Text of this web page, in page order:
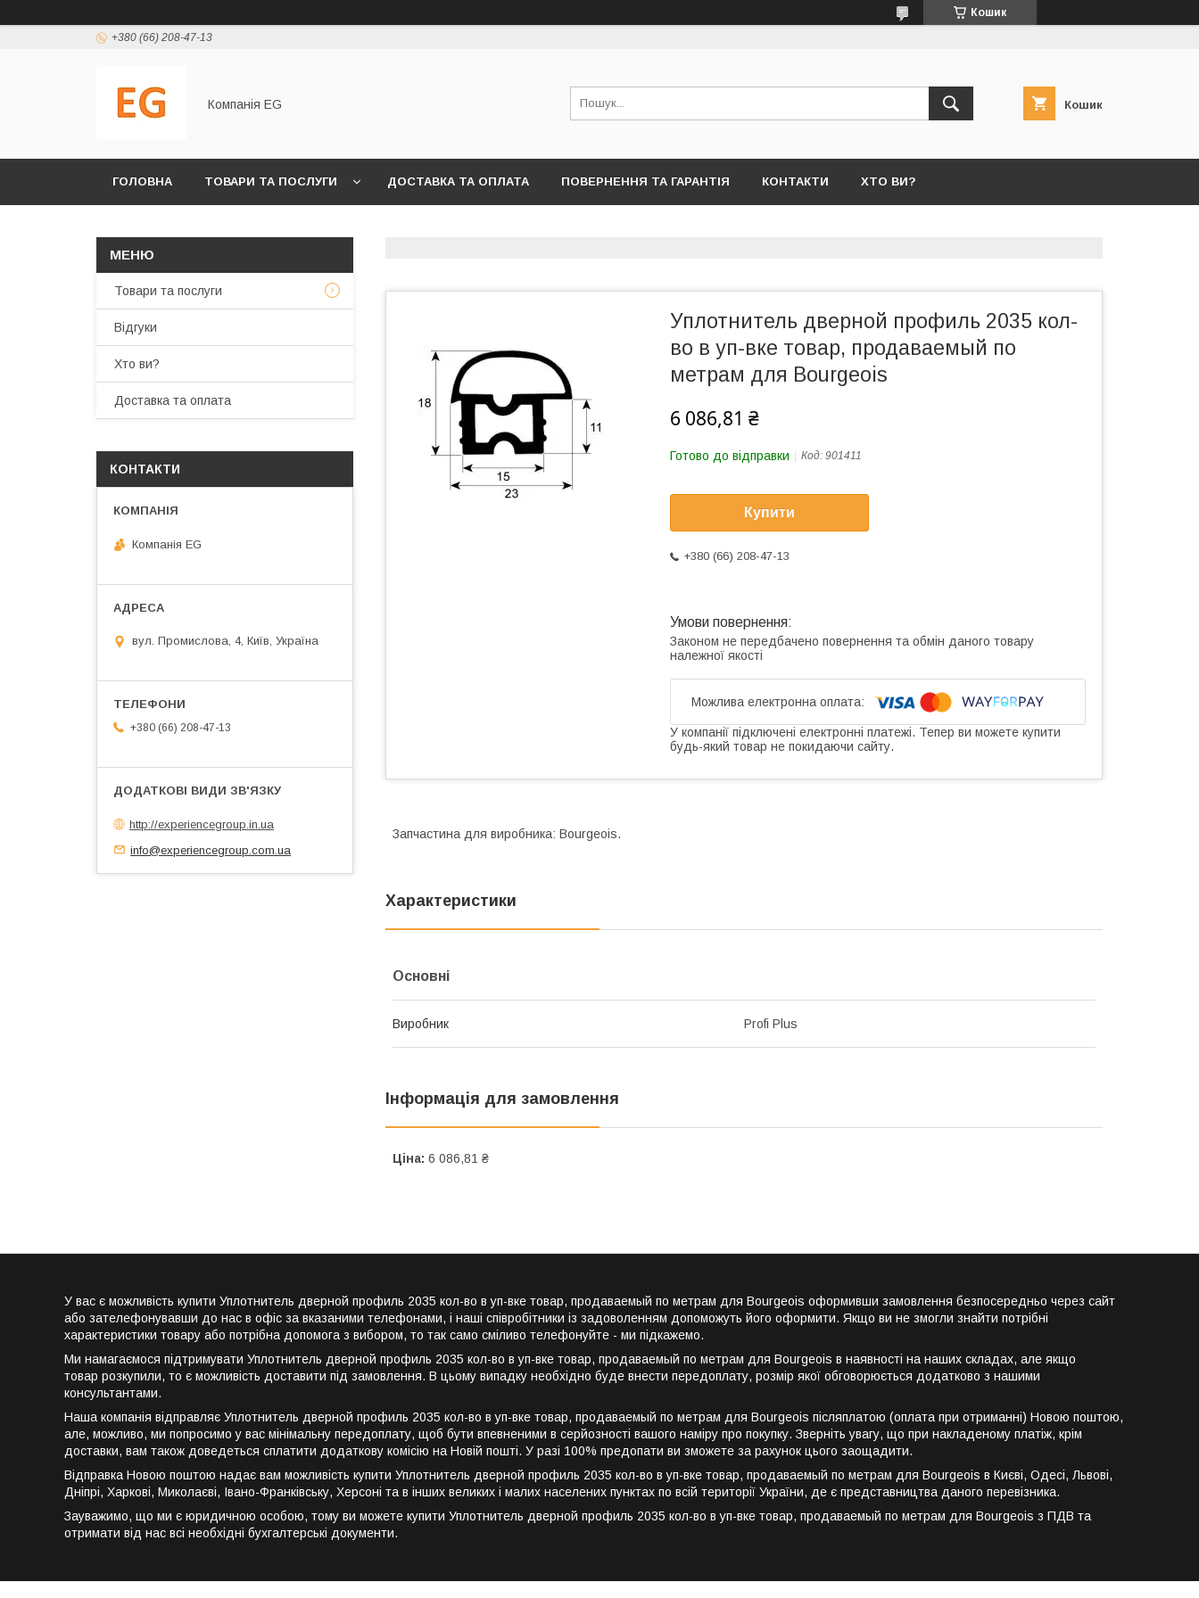
Кошик
+380 (66) 208-47-13
Компанія EG Кошик
ГОЛОВНА ТОВАРИ ТА ПОСЛУГИ ДОСТАВКА ТА ОПЛАТА ПОВЕРНЕННЯ ТА ГАРАНТІЯ КОНТАКТИ ХТО ВИ?
Уплотнитель дверной профиль 2035 кол-
во в уп-вке товар, продаваемый по
метрам для Bourgeois
6 086,81 ₴
Готово до відправки Код: 901411
Купити
+380 (66) 208-47-13
Законом не передбачено повернення та обмін даного товару
належної якості
У компанії підключені електронні платежі. Тепер ви можете купити
будь-який товар не покидаючи сайту.
Запчастина для виробника: Bourgeois.
Характеристики
Основні
Виробник Profi Plus
Інформація для замовлення
Ціна: 6 086,81 ₴
Товари та послуги
Відгуки
Хто ви?
Доставка та оплата
КОНТАКТИ
Компанія EG
вул. Промислова, 4, Київ, Україна
+380 (66) 208-47-13
http://experiencegroup.in.ua
info@experiencegroup.com.ua
У вас є можливість купити Уплотнитель дверной профиль 2035 кол-во в уп-вке товар, продаваемый по метрам для Bourgeois оформивши замовлення безпосередньо через сайт
або зателефонувавши до нас в офіс за вказаними телефонами, і наші співробітники із задоволенням допоможуть його оформити. Якщо ви не змогли знайти потрібні
характеристики товару або потрібна допомога з вибором, то так само сміливо телефонуйте - ми підкажемо.
Ми намагаємося підтримувати Уплотнитель дверной профиль 2035 кол-во в уп-вке товар, продаваемый по метрам для Bourgeois в наявності на наших складах, але якщо
товар розкупили, то є можливість доставити під замовлення. В цьому випадку необхідно буде внести передоплату, розмір якої обговорюється додатково з нашими
консультантами.
Наша компанія відправляє Уплотнитель дверной профиль 2035 кол-во в уп-вке товар, продаваемый по метрам для Bourgeois післяплатою (оплата при отриманні) Новою поштою,
але, можливо, ми попросимо у вас мінімальну передоплату, щоб бути впевненими в серйозності вашого наміру про покупку. Зверніть увагу, що при накладеному платіж, крім
доставки, вам також доведеться сплатити додаткову комісію на Новій пошті. У разі 100% предопати ви зможете за рахунок цього заощадити.
Відправка Новою поштою надає вам можливість купити Уплотнитель дверной профиль 2035 кол-во в уп-вке товар, продаваемый по метрам для Bourgeois в Києві, Одесі, Львові,
Дніпрі, Харкові, Миколаєві, Івано-Франківську, Херсоні та в інших великих і малих населених пунктах по всій території України, де є представництва даного перевізника.
Зауважимо, що ми є юридичною особою, тому ви можете купити Уплотнитель дверной профиль 2035 кол-во в уп-вке товар, продаваемый по метрам для Bourgeois з ПДВ та
отримати від нас всі необхідні бухгалтерські документи.